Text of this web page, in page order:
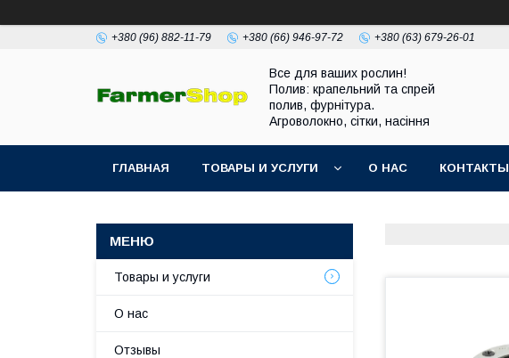
+380 (96) 882-11-79 +380 (66) 946-97-72 +380 (63) 679-26-01
Все для ваших рослин!
Полив: крапельний та спрей
полив, фурнітура.
Агроволокно, сітки, насіння
ГЛАВНАЯ ТОВАРЫ И УСЛУГИ О НАС КОНТАКТЫ
Товары и услуги
О нас
Отзывы